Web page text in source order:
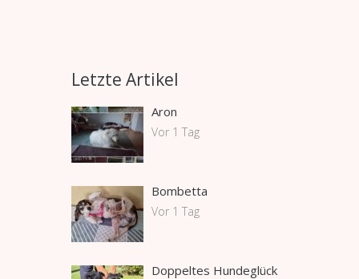
Letzte Artikel
Aron
Vor 1 Tag
Bombetta
Vor 1 Tag
Doppeltes Hundeglück